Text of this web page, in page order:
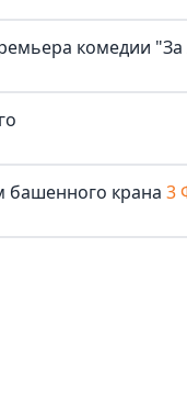
комедии
башенного крана 3